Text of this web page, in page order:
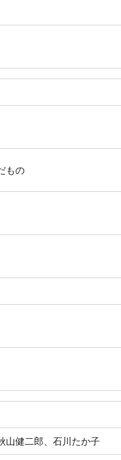
もの
山健二郎、石川たか子